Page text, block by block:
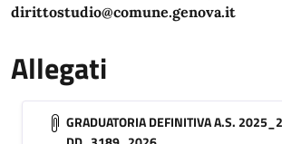
dirittostudio@comune.genova.it
Allegati
GRADUATORIA DEFINITIVA A.S.